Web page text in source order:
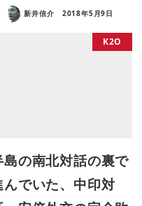
新井信介 2018年5月9日
K2O
島の南北対話の裏で
んでいた、中印対